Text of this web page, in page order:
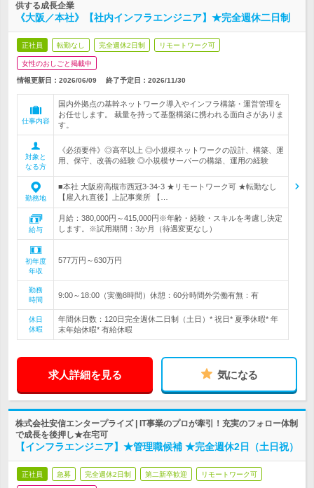
供する成長企業
《大阪／本社》【社内インフラエンジニア】★完全週休二日制
正社員 転勤なし 完全週休2日制 リモートワーク可
女性のおしごと掲載中
情報更新日：2026/06/09 終了予定日： 2026/11/30
仕事内容
国内外拠点の基幹ネットワーク導入やインフラ構築・運営管理を
お任せします。 裁量を持って基盤構築に携われる面白さがありま
す。
対象と
なる方
《必須要件》◎高卒以上 ◎小規模ネットワークの設計、構築、運
用、保守、改善の経験 ◎小規模サーバーの構築、運用の経験
勤務地
■本社 大阪府高槻市西冠3-34-3 ★リモートワーク可 ★転勤なし
【雇入れ直後】上記事業所 【…
給与
月給：380,000円～415,000円※年齢・経験・スキルを考慮し決定
します。※試用期間：3か月（待遇変更なし）
初年度
年収
577万円～630万円
勤務
時間
9:00～18:00（実働8時間）休憩：60分時間外労働有無：有
休日
休暇
年間休日数：120日完全週休二日制（土日）* 祝日* 夏季休暇* 年
末年始休暇* 有給休暇
求人詳細を見る 気になる
株式会社安信エンタープライズ | IT事業のプロが牽引！充実のフォロー体制
で成長を後押し★在宅可
【インフラエンジニア】★管理職候補 ★完全週休2日（土日祝）
正社員 急募 完全週休2日制 第二新卒歓迎 リモートワーク可